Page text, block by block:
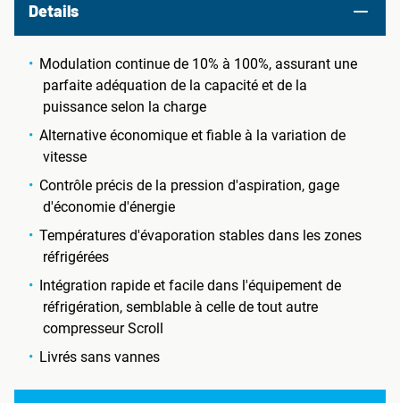
Details
Modulation continue de 10% à 100%, assurant une
parfaite adéquation de la capacité et de la
puissance selon la charge
Alternative économique et fiable à la variation de
vitesse
Contrôle précis de la pression d'aspiration, gage
d'économie d'énergie
Températures d'évaporation stables dans les zones
réfrigérées
Intégration rapide et facile dans l'équipement de
réfrigération, semblable à celle de tout autre
compresseur Scroll
Livrés sans vannes